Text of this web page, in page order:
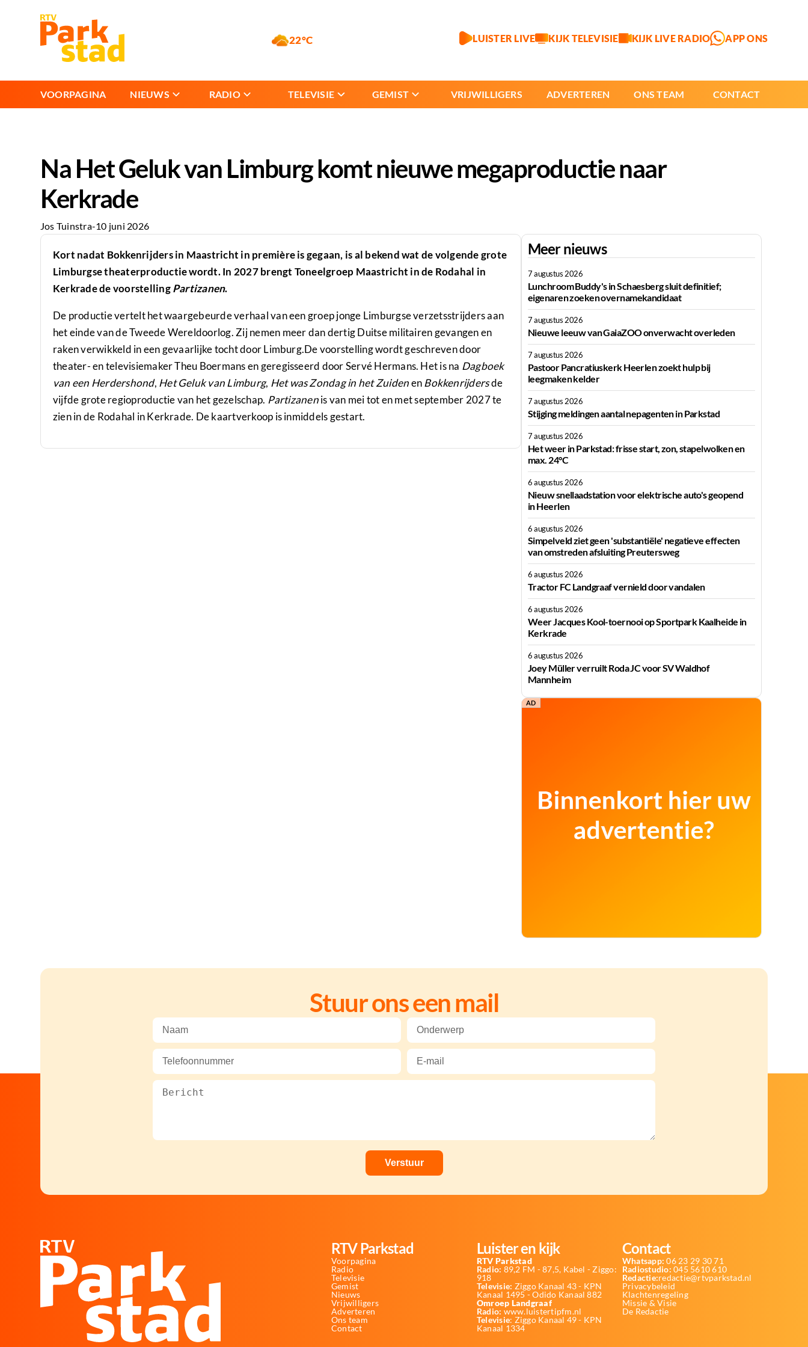
22°C LUISTER LIVE KIJK TELEVISIE KIJK LIVE RADIO APP ONS
VOORPAGINA NIEUWS RADIO TELEVISIE GEMIST VRIJWILLIGERS ADVERTEREN ONS TEAM CONTACT
Na Het Geluk van Limburg komt nieuwe megaproductie naar
Kerkrade
Jos Tuinstra-10 juni 2026
Kort nadat Bokkenrijders in Maastricht in première is gegaan, is al bekend wat de volgende grote
Limburgse theaterproductie wordt. In 2027 brengt Toneelgroep Maastricht in de Rodahal in
Kerkrade de voorstellingPartizanen.
De productie vertelt het waargebeurde verhaal van een groep jonge Limburgse verzetsstrijders aan
het einde van de Tweede Wereldoorlog. Zij nemen meer dan dertig Duitse militairen gevangen en
raken verwikkeld in een gevaarlijke tocht door Limburg.De voorstelling wordt geschreven door
theater- en televisiemaker Theu Boermans en geregisseerd door Servé Hermans. Het is na Dagboek
van een Herdershond, Het Geluk van Limburg, Het was Zondag in het ZuidenenBokkenrijdersde
vijfde grote regioproductie van het gezelschap. Partizanenis van mei tot en met september 2027 te
zien in de Rodahal in Kerkrade. De kaartverkoop is inmiddels gestart.
Meer nieuws
7 augustus 2026
Lunchroom Buddy's in Schaesberg sluit definitief;
eigenaren zoeken overnamekandidaat
7 augustus 2026
Nieuwe leeuw van GaiaZOO onverwacht overleden
7 augustus 2026
Pastoor Pancratiuskerk Heerlen zoekt hulp bij
leegmaken kelder
7 augustus 2026
Stijging meldingen aantal nepagenten in Parkstad
7 augustus 2026
Het weer in Parkstad: frisse start, zon, stapelwolken en
max. 24°C
6 augustus 2026
Nieuw snellaadstation voor elektrische auto's geopend
in Heerlen
6 augustus 2026
Simpelveld ziet geen 'substantiële' negatieve effecten
van omstreden afsluiting Preutersweg
6 augustus 2026
Tractor FC Landgraaf vernield door vandalen
6 augustus 2026
Weer Jacques Kool-toernooi op Sportpark Kaalheide in
Kerkrade
6 augustus 2026
Joey Müller verruilt Roda JC voor SV Waldhof
Mannheim
AD
Stuur ons een mail
RTV Parkstad
Voorpagina
Radio
Televisie
Gemist
Nieuws
Vrijwilligers
Adverteren
Ons team
Contact
Luister en kijk
RTV Parkstad
Radio: 89,2 FM - 87,5, Kabel - Ziggo:
918
Televisie: Ziggo Kanaal 43 - KPN
Kanaal 1495 - Odido Kanaal 882
Omroep Landgraaf
Radio: www.luistertipfm.nl
Televisie: Ziggo Kanaal 49 - KPN
Kanaal 1334
Contact
Whatsapp: 06 23 29 30 71
Radiostudio: 045 5610 610
Redactie:redactie@rtvparkstad.nl
Privacybeleid
Klachtenregeling
Missie & Visie
De Redactie